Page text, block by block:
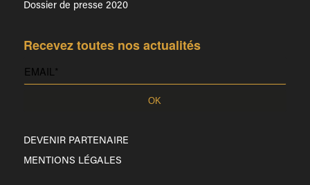
Dossier de presse 2020
Recevez toutes nos actualités
DEVENIR PARTENAIRE
MENTIONS LÉGALES